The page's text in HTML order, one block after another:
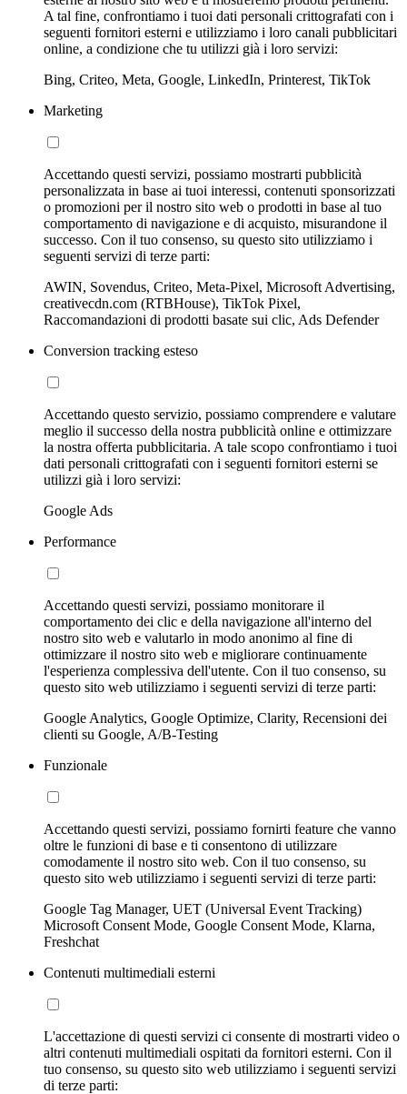
A tal fine, confrontiamo i tuoi dati personali crittografati con i
seguenti fornitori esterni e utilizziamo i loro canali pubblicitari
online, a condizione che tu utilizzi già i loro servizi:
Bing, Criteo, Meta, Google, LinkedIn, Printerest, TikTok
Marketing
Accettando questi servizi, possiamo mostrarti pubblicità
personalizzata in base ai tuoi interessi, contenuti sponsorizzati
o promozioni per il nostro sito web o prodotti in base al tuo
comportamento di navigazione e di acquisto, misurandone il
successo. Con il tuo consenso, su questo sito utilizziamo i
seguenti servizi di terze parti:
AWIN, Sovendus, Criteo, Meta-Pixel, Microsoft Advertising,
creativecdn.com (RTBHouse), TikTok Pixel,
Raccomandazioni di prodotti basate sui clic, Ads Defender
Conversion tracking esteso
Accettando questo servizio, possiamo comprendere e valutare
meglio il successo della nostra pubblicità online e ottimizzare
la nostra offerta pubblicitaria. A tale scopo confrontiamo i tuoi
dati personali crittografati con i seguenti fornitori esterni se
utilizzi già i loro servizi:
Google Ads
Performance
Accettando questi servizi, possiamo monitorare il
comportamento dei clic e della navigazione all'interno del
nostro sito web e valutarlo in modo anonimo al fine di
ottimizzare il nostro sito web e migliorare continuamente
l'esperienza complessiva dell'utente. Con il tuo consenso, su
questo sito web utilizziamo i seguenti servizi di terze parti:
Google Analytics, Google Optimize, Clarity, Recensioni dei
clienti su Google, A/B-Testing
Funzionale
Accettando questi servizi, possiamo fornirti feature che vanno
oltre le funzioni di base e ti consentono di utilizzare
comodamente il nostro sito web. Con il tuo consenso, su
questo sito web utilizziamo i seguenti servizi di terze parti:
Google Tag Manager, UET (Universal Event Tracking)
Microsoft Consent Mode, Google Consent Mode, Klarna,
Freshchat
Contenuti multimediali esterni
L'accettazione di questi servizi ci consente di mostrarti video o
altri contenuti multimediali ospitati da fornitori esterni. Con il
tuo consenso, su questo sito web utilizziamo i seguenti servizi
di terze parti: